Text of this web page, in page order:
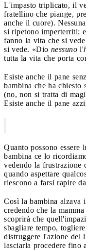
L'impasto triplicato, il
fratellino che piange,
anche il cuore).
si ripetono imperterriti; e
fanno la vita che si
si vede. «Dio nessuno l'
tutta la vita che porta
Esiste anche il pane
bambina che ha chiesto
(no, non si tratta di
Esiste anche il pane
Quanto possono essere
bambina ce lo
vedendo la
quando aspettare
riescono a farsi rapire
Così la bambina alzava
credendo che la
scoprirà che
sbagliare tempo,
distruggere l'azione del
lasciarla procedere fino